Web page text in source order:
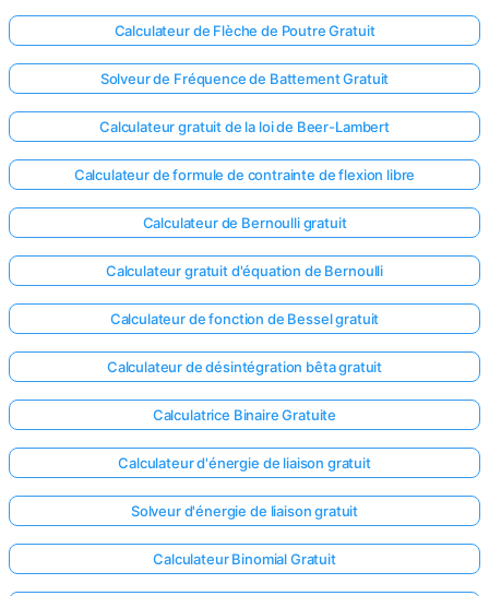
Calculateur de Flèche de Poutre Gratuit
Solveur de Fréquence de Battement Gratuit
Calculateur gratuit de la loi de Beer-Lambert
Calculateur de formule de contrainte de flexion libre
Calculateur de Bernoulli gratuit
Calculateur gratuit d'équation de Bernoulli
Calculateur de fonction de Bessel gratuit
Calculateur de désintégration bêta gratuit
Calculatrice Binaire Gratuite
Calculateur d'énergie de liaison gratuit
Solveur d'énergie de liaison gratuit
Calculateur Binomial Gratuit